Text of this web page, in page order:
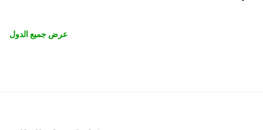
عرض جميع الدول